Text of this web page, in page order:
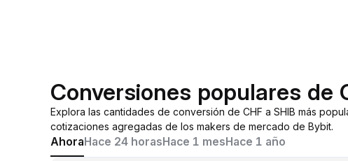
Conversiones populares de
Explora las cantidades de conversión de CHF a SHIB más
cotizaciones agregadas de los makers de mercado de Bybit.
AhoraHace 24 horasHace 1 mesHace 1 año